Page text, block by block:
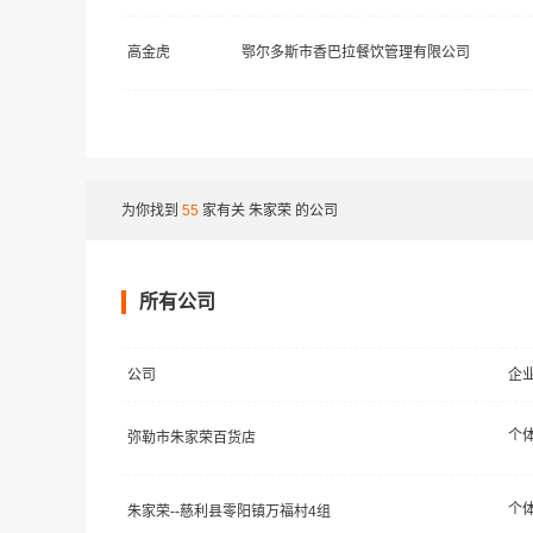
高金虎 鄂尔多斯市香巴拉餐饮管理有限公司
为你找到 55 家有关 朱家荣 的公司
所有公司
公司 企
弥勒市朱家荣百货店 个
朱家荣--慈利县零阳镇万福村4组 个